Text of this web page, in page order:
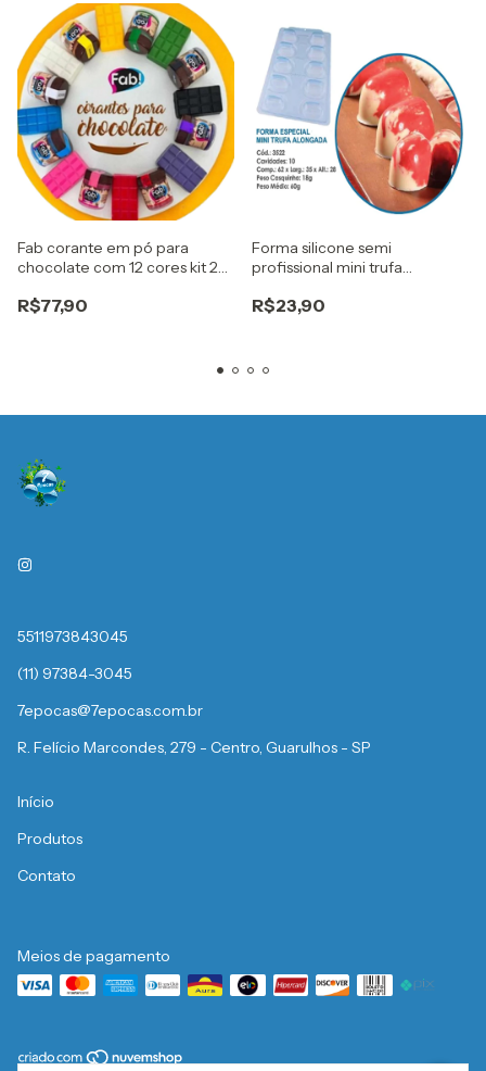
Fab corante em pó para
chocolate com 12 cores kit 2
R$77,90
Forma silicone semi
profissional mini trufa
R$23,90
5511973843045
(11) 97384-3045
7epocas@7epocas.com.br
R. Felício Marcondes, 279 - Centro, Guarulhos - SP
Início
Produtos
Contato
Meios de pagamento